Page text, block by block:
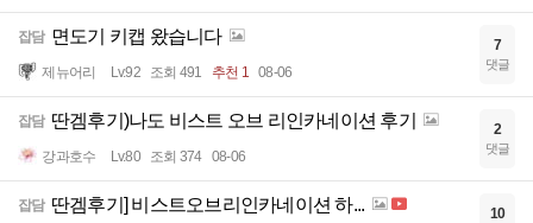
잡담 면도기 키캡 왔습니다
제뉴어리 Lv.92 조회 491 추천 1 08-06
7
댓글
잡담 딴겜후기)나도 비스트 오브 리인카네이션 후기
강과호수 Lv.80 조회 374 08-06
2
댓글
잡담 딴겜후기] 비스트오브리인카네이션 하... 10